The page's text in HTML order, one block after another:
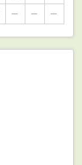
－ － －